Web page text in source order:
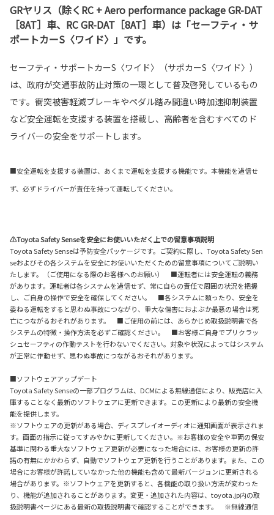
GRヤリス（除くRC + Aero performance package GR-DAT
［8AT］車、RC GR-DAT［8AT］車）は「セーフティ・サ
ポートカーS〈ワイド〉」です。
セーフティ・サポートカーS〈ワイド〉（サポカーS〈ワイド〉）
は、政府が交通事故防止対策の一環として普及啓発しているもの
です。衝突被害軽減ブレーキやペダル踏み間違い時加速抑制装置
など安全運転を支援する装置を搭載し、高齢者を含むすべてのド
ライバーの安全をサポートします。
■安全運転を支援する装置は、あくまで運転を支援する機能です。本機能を過信せ
ず、必ずドライバーが責任を持って運転してください。
⚠Toyota Safety Senseを安全にお使いいただく上での留意事項説明
Toyota Safety Senseは予防安全パッケージです。ご契約に際し、Toyota Safety Sen
seおよびその各システムを安全にお使いいただくための留意事項についてご説明い
たします。（ご使用になる際のお客様へのお願い） ■運転者には安全運転の義務
があります。運転者は各システムを過信せず、常に自らの責任で周囲の状況を把握
し、ご自身の操作で安全を確保してください。 ■各システムに頼ったり、安全を
委ねる運転をすると思わぬ事故につながり、重大な傷害におよぶか最悪の場合は死
亡につながるおそれがあります。 ■ご使用の前には、あらかじめ取扱説明書で各
システムの特徴・操作方法を必ずご確認ください。 ■お客様ご自身でプリクラッ
シュセーフティの作動テストを行わないでください。対象や状況によってはシステム
が正常に作動せず、思わぬ事故につながるおそれがあります。
■ソフトウェアアップデート
Toyota Safety Senseの一部プログラムは、DCMによる無線通信により、販売店に入
庫することなく最新のソフトウェアに更新できます。この更新により最新の安全機
能を提供します。
※ソフトウェアの更新がある場合、ディスプレイオーディオに通知画面が表示されま
す。画面の指示に従ってすみやかに更新してください。※お客様の安全や車両の保安
基準に関わる重大なソフトウェア更新が必要になった場合には、お客様の更新の許
諾の有無にかかわらず、自動でソフトウェア更新を行うことがあります。また、この
場合にお客様が許諾していなかった他の機能も含めて最新バージョンに更新される
場合があります。※ソフトウェアを更新すると、各機能の取り扱い方法が変わった
り、機能が追加されることがあります。変更・追加された内容は、toyota.jp内の取
扱説明書ページにある最新の取扱説明書で確認することができます。 ※無線通信